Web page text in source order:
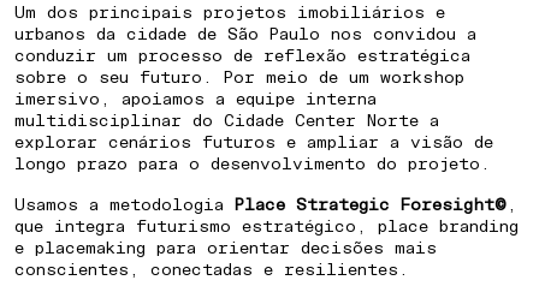
Um dos principais projetos imobiliários e
urbanos da cidade de São Paulo nos convidou a
conduzir um processo de reflexão estratégica
sobre o seu futuro. Por meio de um workshop
imersivo, apoiamos a equipe interna
multidisciplinar do Cidade Center Norte a
explorar cenários futuros e ampliar a visão de
longo prazo para o desenvolvimento do projeto.
Usamos a metodologia Place Strategic Foresight©
que integra futurismo estratégico, place branding
e placemaking para orientar decisões mais
conscientes, conectadas e resilientes.